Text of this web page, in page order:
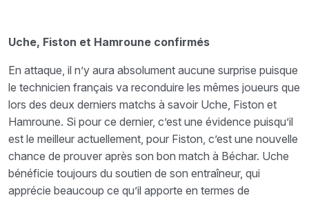
Uche, Fiston et Hamroune confirmés
En attaque, il n’y aura absolument aucune surprise puisque
le technicien français va reconduire les mêmes joueurs que
lors des deux derniers matchs à savoir Uche, Fiston et
Hamroune. Si pour ce dernier, c’est une évidence puisqu’il
est le meilleur actuellement, pour Fiston, c’est une nouvelle
chance de prouver après son bon match à Béchar. Uche
bénéficie toujours du soutien de son entraîneur, qui
apprécie beaucoup ce qu’il apporte en termes de